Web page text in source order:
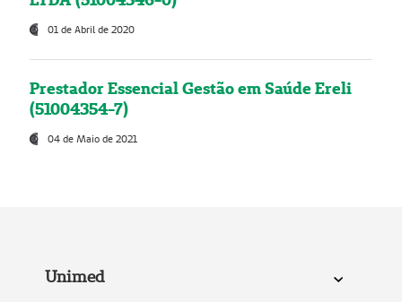
01 de Abril de 2020
Prestador Essencial Gestão em Saúde Ereli
(51004354-7)
04 de Maio de 2021
Unimed